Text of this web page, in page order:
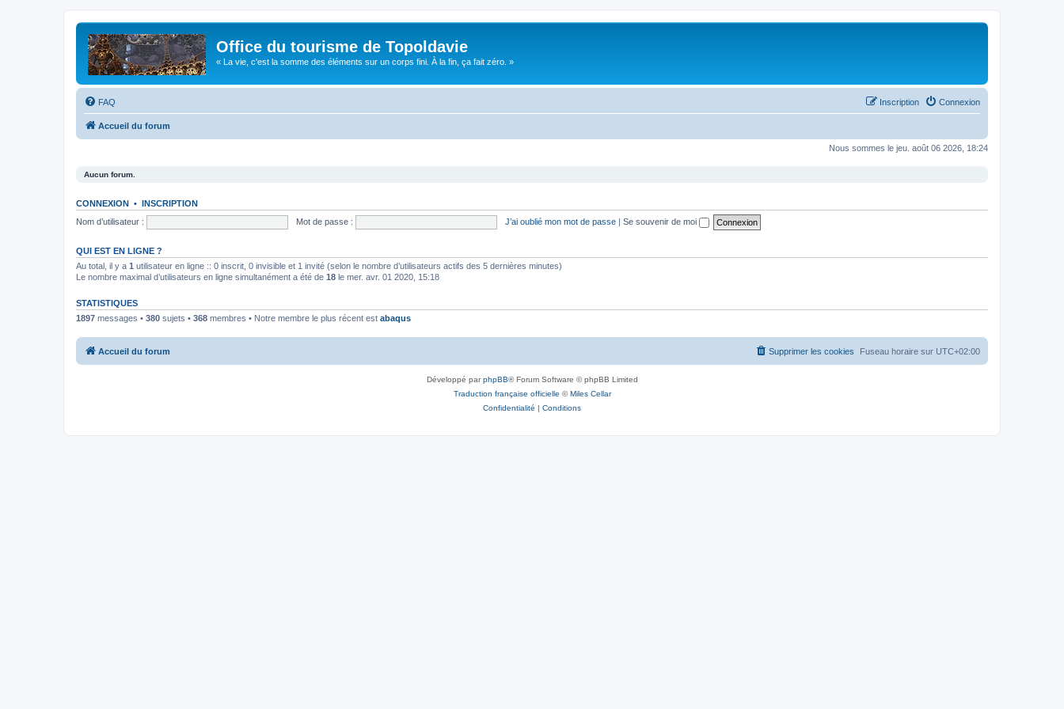
Office du tourisme de Topoldavie
« La vie, c'est la somme des éléments sur un corps fini. À la fin, ça fait zéro. »
FAQ Connexion
Inscription
Accueil du forum
Nous sommes le jeu. août 06 2026, 18:24
Aucun forum.
CONNEXION • INSCRIPTION
Nom d’utilisateur :
Mot de passe : J’ai oublié mon mot de passe | Se souvenir de moi
QUI EST EN LIGNE ?
Au total, il y a 1 utilisateur en ligne :: 0 inscrit, 0 invisible et 1 invité (selon le nombre d’utilisateurs actifs des 5 dernières minutes)
Le nombre maximal d’utilisateurs en ligne simultanément a été de 18 le mer. avr. 01 2020, 15:18
STATISTIQUES
1897 messages • 380 sujets • 368 membres • Notre membre le plus récent est abaqus
Accueil du forum Fuseau horaire sur UTC+02:00
Supprimer les cookies
Développé parphpBB® Forum Software © phpBB Limited
Traduction française officielle ©Miles Cellar
Confidentialité | Conditions